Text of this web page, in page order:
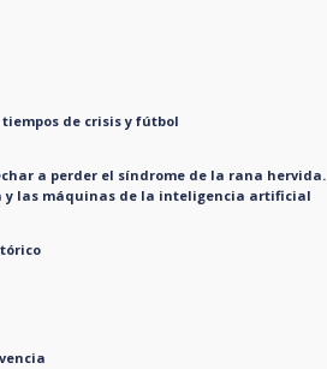
de crisis y fútbol
a perder el síndrome de la rana hervida.
y las máquinas de la inteligencia artificial